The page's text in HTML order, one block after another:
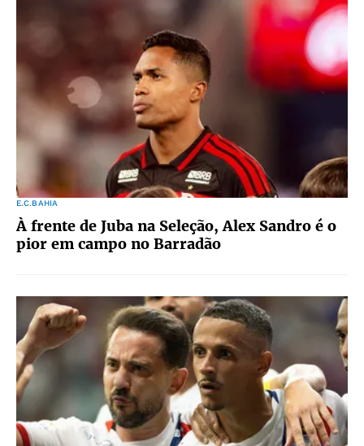
E.C.BAHIA
À frente de Juba na Seleção, Alex Sandro é o
pior em campo no Barradão